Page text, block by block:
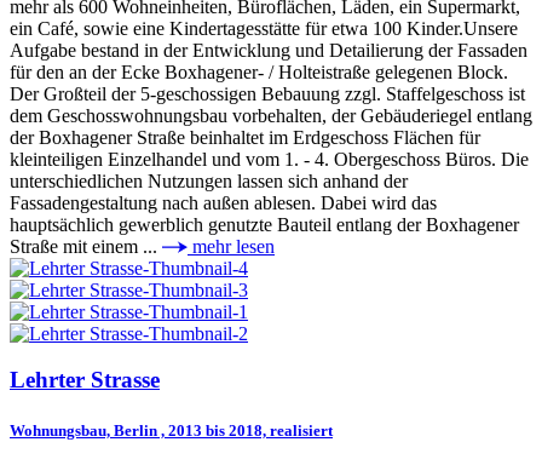
mehr als 600 Wohneinheiten, Büroflächen, Läden, ein Supermarkt,
ein Café, sowie eine Kindertagesstätte für etwa 100 Kinder.Unsere
Aufgabe bestand in der Entwicklung und Detailierung der Fassaden
für den an der Ecke Boxhagener- / Holteistraße gelegenen Block.
Der Großteil der 5-geschossigen Bebauung zzgl. Staffelgeschoss ist
dem Geschosswohnungsbau vorbehalten, der Gebäuderiegel entlang
der Boxhagener Straße beinhaltet im Erdgeschoss Flächen für
kleinteiligen Einzelhandel und vom 1. - 4. Obergeschoss Büros. Die
unterschiedlichen Nutzungen lassen sich anhand der
Fassadengestaltung nach außen ablesen. Dabei wird das
hauptsächlich gewerblich genutzte Bauteil entlang der Boxhagener
Straße mit einem ...
mehr lesen
Lehrter Strasse
Wohnungsbau, Berlin , 2013 bis 2018, realisiert